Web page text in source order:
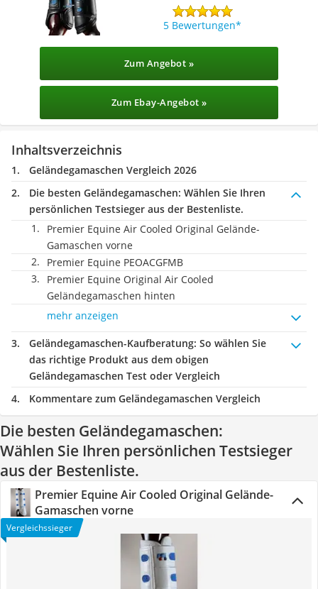
5 Bewertungen
Zum Angebot »
Zum Ebay-Angebot »
Inhaltsverzeichnis
Geländegamaschen Vergleich 2026
Die besten Geländegamaschen: Wählen Sie Ihren
persönlichen Testsieger aus der Bestenliste.
Premier Equine Air Cooled Original Gelände-
Gamaschen vorne
Premier Equine PEOACGFMB
Premier Equine Original Air Cooled
Geländegamaschen hinten
mehr anzeigen
Geländegamaschen-Kaufberatung: So wählen Sie
das richtige Produkt aus dem obigen
Geländegamaschen Test oder Vergleich
Kommentare zum Geländegamaschen Vergleich
Die besten Geländegamaschen:
Wählen Sie Ihren persönlichen Testsieger
aus der Bestenliste.
Premier Equine Air Cooled Original Gelände-
Gamaschen vorne
Vergleichssieger